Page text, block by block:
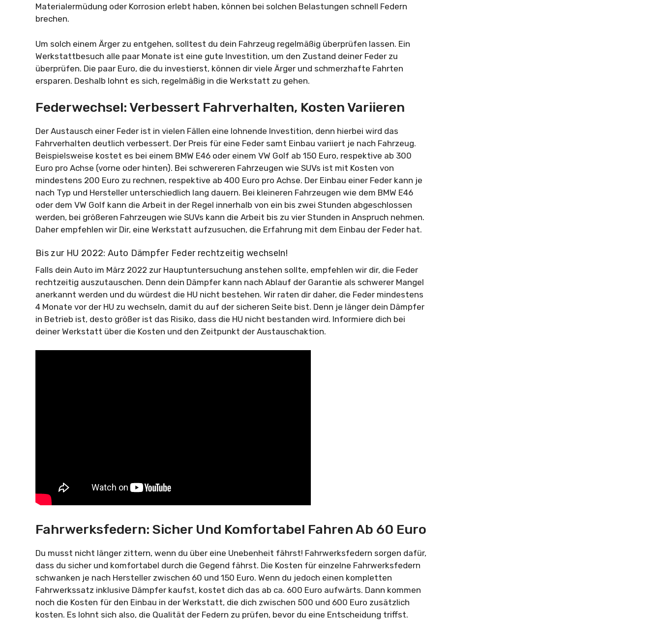
Materialermüdung oder Korrosion erlebt haben, können bei solchen Belastungen schnell Federn
brechen.
Um solch einem Ärger zu entgehen, solltest du dein Fahrzeug regelmäßig überprüfen lassen. Ein
Werkstattbesuch alle paar Monate ist eine gute Investition, um den Zustand deiner Feder zu
überprüfen. Die paar Euro, die du investierst, können dir viele Ärger und schmerzhafte Fahrten
ersparen. Deshalb lohnt es sich, regelmäßig in die Werkstatt zu gehen.
Federwechsel: Verbessert Fahrverhalten, Kosten Variieren
Der Austausch einer Feder ist in vielen Fällen eine lohnende Investition, denn hierbei wird das
Fahrverhalten deutlich verbessert. Der Preis für eine Feder samt Einbau variiert je nach Fahrzeug.
Beispielsweise kostet es bei einem BMW E46 oder einem VW Golf ab 150 Euro, respektive ab 300
Euro pro Achse (vorne oder hinten). Bei schwereren Fahrzeugen wie SUVs ist mit Kosten von
mindestens 200 Euro zu rechnen, respektive ab 400 Euro pro Achse. Der Einbau einer Feder kann je
nach Typ und Hersteller unterschiedlich lang dauern. Bei kleineren Fahrzeugen wie dem BMW E46
oder dem VW Golf kann die Arbeit in der Regel innerhalb von ein bis zwei Stunden abgeschlossen
werden, bei größeren Fahrzeugen wie SUVs kann die Arbeit bis zu vier Stunden in Anspruch nehmen.
Daher empfehlen wir Dir, eine Werkstatt aufzusuchen, die Erfahrung mit dem Einbau der Feder hat.
Bis zur HU 2022: Auto Dämpfer Feder rechtzeitig wechseln!
Falls dein Auto im März 2022 zur Hauptuntersuchung anstehen sollte, empfehlen wir dir, die Feder
rechtzeitig auszutauschen. Denn dein Dämpfer kann nach Ablauf der Garantie als schwerer Mangel
anerkannt werden und du würdest die HU nicht bestehen. Wir raten dir daher, die Feder mindestens
4 Monate vor der HU zu wechseln, damit du auf der sicheren Seite bist. Denn je länger dein Dämpfer
in Betrieb ist, desto größer ist das Risiko, dass die HU nicht bestanden wird. Informiere dich bei
deiner Werkstatt über die Kosten und den Zeitpunkt der Austauschaktion.
Fahrwerksfedern: Sicher Und Komfortabel Fahren Ab 60 Euro
Du musst nicht länger zittern, wenn du über eine Unebenheit fährst! Fahrwerksfedern sorgen dafür,
dass du sicher und komfortabel durch die Gegend fährst. Die Kosten für einzelne Fahrwerksfedern
schwanken je nach Hersteller zwischen 60 und 150 Euro. Wenn du jedoch einen kompletten
Fahrwerkssatz inklusive Dämpfer kaufst, kostet dich das ab ca. 600 Euro aufwärts. Dann kommen
noch die Kosten für den Einbau in der Werkstatt, die dich zwischen 500 und 600 Euro zusätzlich
kosten. Es lohnt sich also, die Qualität der Federn zu prüfen, bevor du eine Entscheidung triffst.